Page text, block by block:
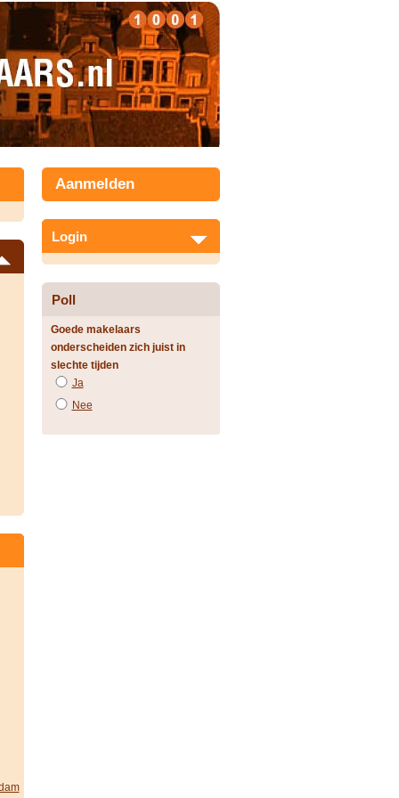
Aanmelden
Login
Poll
Goede makelaars
onderscheiden zich juist in
slechte tijden
Ja
Nee